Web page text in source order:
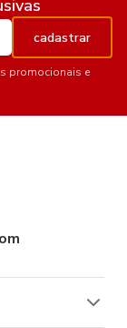
cadastrar
promocionais e